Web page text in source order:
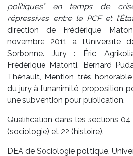
politiques" en temps de
répressives entre le PCF et l’État
direction de Frédérique
novembre 2011 à l’Université
Sorbonne. Jury : Éric
Frédérique Matonti, Bernard
Thénault, Mention très
du jury à l’unanimité, proposition
une subvention pour publication.
Qualification dans les sections 04
(sociologie) et 22 (histoire).
DEA de Sociologie politique,